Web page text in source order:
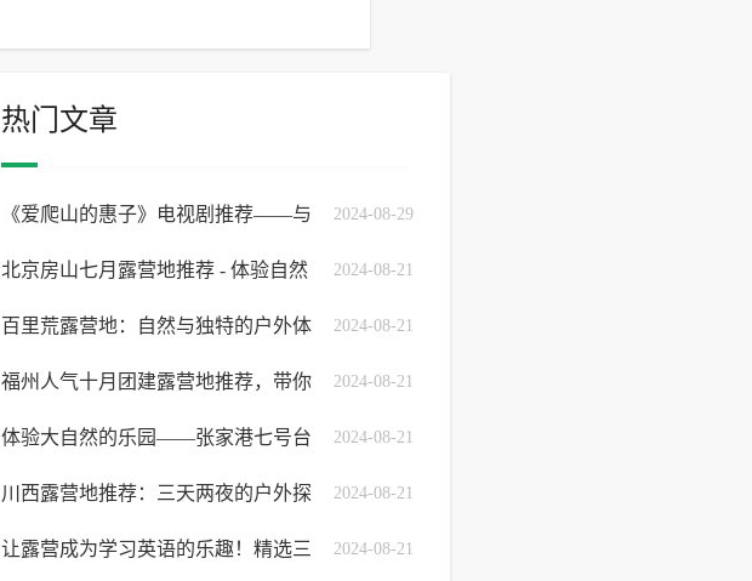
热门文章
2024-08-29
《爱爬山的惠子》电视剧推荐——与
自然共舞，开启人生新篇章 2024-08-21
北京房山七月露营地推荐 - 体验自然
与美食的绝佳选择 2024-08-21
百里荒露营地：自然与独特的户外体
验 2024-08-21
福州人气十月团建露营地推荐，带你
体验不一样的户外团建活动 2024-08-21
体验大自然的乐园——张家港七号台
露营地 2024-08-21
川西露营地推荐：三天两夜的户外探
险之旅 2024-08-21
让露营成为学习英语的乐趣！精选三